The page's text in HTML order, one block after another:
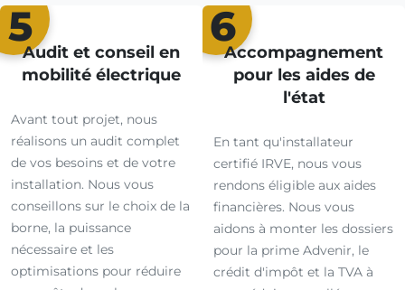
5
Audit et conseil en
mobilité électrique
Avant tout projet, nous
réalisons un audit complet
de vos besoins et de votre
installation. Nous vous
conseillons sur le choix de la
borne, la puissance
nécessaire et les
optimisations pour réduire
6
Accompagnement
pour les aides de
l'état
En tant qu'installateur
certifié IRVE, nous vous
rendons éligible aux aides
financières. Nous vous
aidons à monter les dossiers
pour la prime Advenir, le
crédit d'impôt et la TVA à